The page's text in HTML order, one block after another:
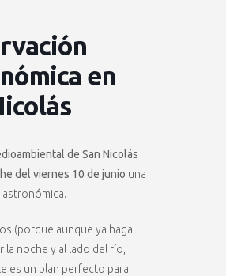
en
de San Nicolás
del viernes 10 de junio una
(porque aunque ya haga
la noche y al lado del río,
es un plan perfecto para